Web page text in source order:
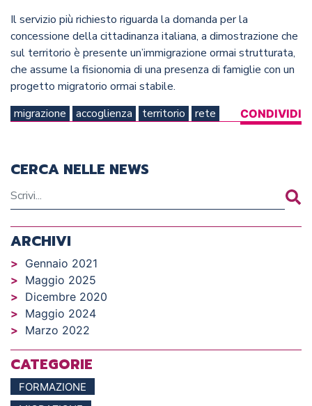
Il servizio più richiesto riguarda la domanda per la
concessione della cittadinanza italiana, a dimostrazione che
sul territorio è presente un’immigrazione ormai strutturata,
che assume la fisionomia di una presenza di famiglie con un
progetto migratorio ormai stabile.
migrazione
accoglienza territorio rete CONDIVIDI
CERCA NELLE NEWS
ARCHIVI
Gennaio 2021
Maggio 2025
Dicembre 2020
Maggio 2024
Marzo 2022
CATEGORIE
FORMAZIONE